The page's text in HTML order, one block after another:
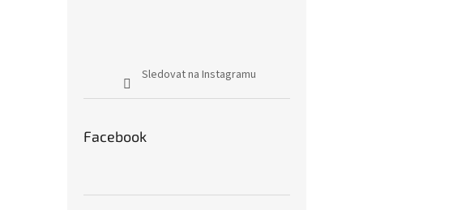
Sledovat na Instagramu
Facebook